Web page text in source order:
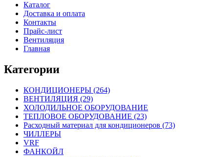
Каталог
Доставка и оплата
Контакты
Прайс-лист
Вентиляция
Главная
Категории
КОНДИЦИОНЕРЫ (264)
ВЕНТИЛЯЦИЯ (29)
ХОЛОДИЛЬНОЕ ОБОРУДОВАНИЕ
ТЕПЛОВОЕ ОБОРУДОВАНИЕ (23)
Расходный материал для кондиционеров (73)
ЧИЛЛЕРЫ
VRF
ФАНКОЙЛ